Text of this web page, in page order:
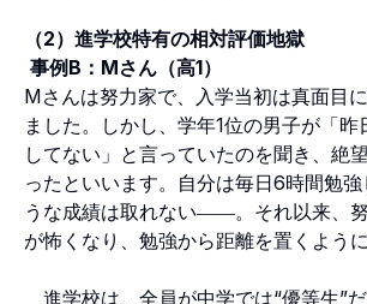
（2）進学校特有の相対評価地獄
事例B：Mさん（高1）
Mさんは努力家で、入学当初は真面目
ました。しかし、学年1位の男子が「昨
してない」と言っていたのを聞き、絶
ったといいます。自分は毎日6時間勉強
うな成績は取れない――。それ以来、
が怖くなり、勉強から距離を置くよう
進学校は、全員が中学では“優等生”だ